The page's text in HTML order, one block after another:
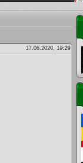
17.06.2020, 19:29